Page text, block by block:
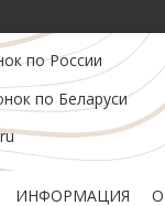
по России
по Беларуси
ИНФОРМАЦИЯ